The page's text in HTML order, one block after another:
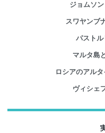
ジョムソ
スワヤンブ
パスト
マルタ島
ロシアのアル
ヴィシェ